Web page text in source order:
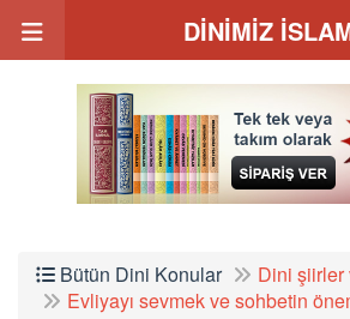
DİNİMİZ
Bütün Dini Konular
Dini şiirler
Evliyayı sevmek ve sohbetin